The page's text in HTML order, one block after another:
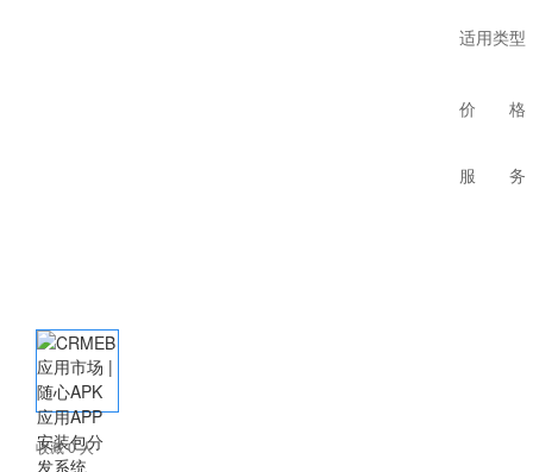
收藏 0 人
适用类型
价 格
服 务